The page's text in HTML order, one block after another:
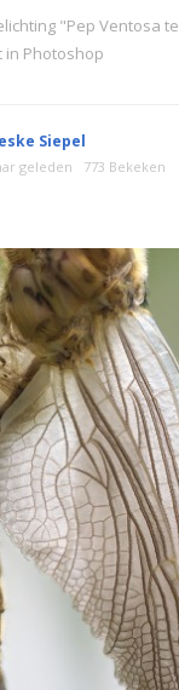
"Pep Ventosa
Photoshop
Siepel
geleden 773 Bekeken